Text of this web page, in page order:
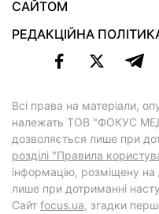
САЙТОМ
РЕДАКЦІЙНА
Всі права на матеріали,
належать ТОВ "ФОКУС
дозволяється лише при
розділі "Правила
інформацію, розміщену
лише при дотриманні
Cайт focus.ua, згадки